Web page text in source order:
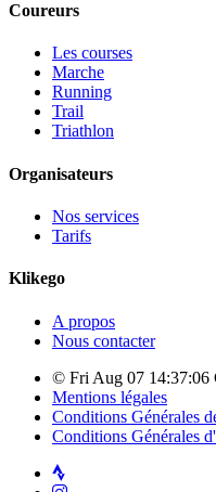
Coureurs
Les courses
Marche
Running
Trail
Triathlon
Organisateurs
Nos services
Tarifs
Klikego
A propos
Nous contacter
© Fri Aug 07 14:37:06
Mentions légales
Conditions Générales
Conditions Générales
Strava